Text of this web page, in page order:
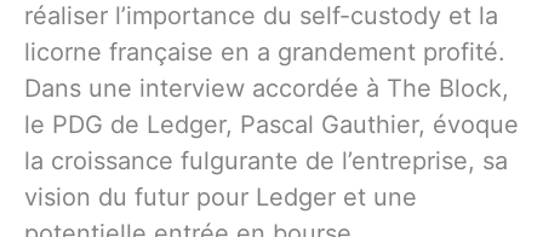
réaliser l’importance du self-custody et la
licorne française en a grandement profité.
Dans une interview accordée à The Block,
le PDG de Ledger, Pascal Gauthier, évoque
la croissance fulgurante de l’entreprise, sa
vision du futur pour Ledger et une